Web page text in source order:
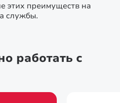
этих преимуществ на
службы.
работать с